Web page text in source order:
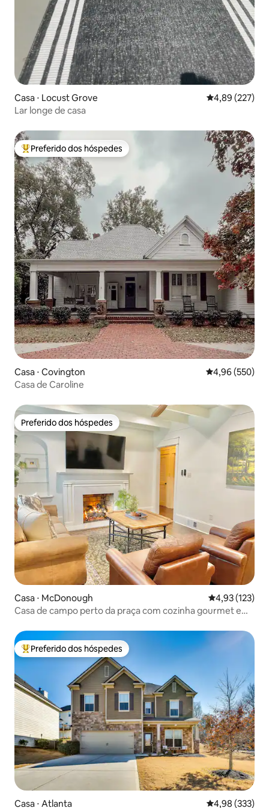
Casa ⋅ Locust Grove 4,89 de uma
4,89 (227)
Lar longe de casa
Entre os melhores preferidos dos hóspedes
Preferido dos hóspedes
Casa ⋅ Covington 4,96 de uma
4,96 (550)
Casa de Caroline
Preferido dos hóspedes
Preferido dos hóspedes
Casa ⋅ McDonough 4,93 de uma
4,93 (123)
Casa de campo perto da praça com cozinha gourmet e
Entre os melhores preferidos dos hóspedes
Preferido dos hóspedes
Casa ⋅ Atlanta 4,98 de uma
4,98 (333)